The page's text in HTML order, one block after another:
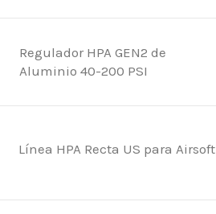
Regulador HPA GEN2 de
Aluminio 40-200 PSI
Línea HPA Recta US para Airsoft